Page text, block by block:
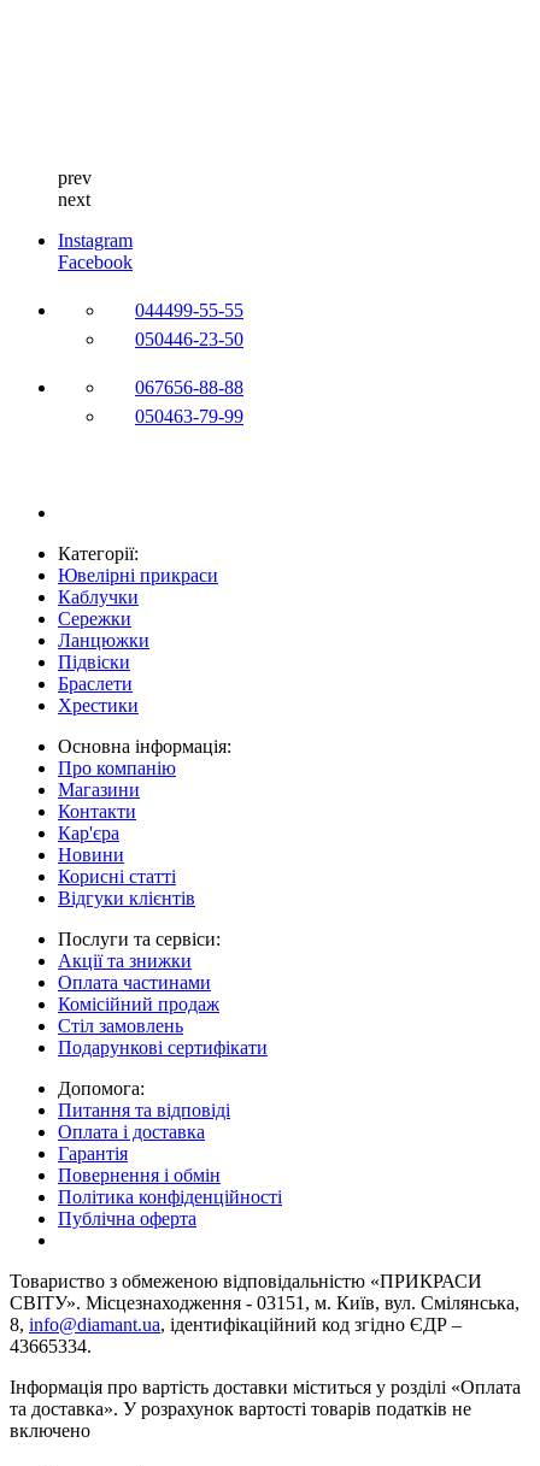
prev
next
Instagram
Facebook
044499-55-55
050446-23-50
067656-88-88
050463-79-99
Категорії:
Ювелірні прикраси
Каблучки
Сережки
Ланцюжки
Підвіски
Браслети
Хрестики
Основна інформація:
Про компанію
Магазини
Контакти
Кар'єра
Новини
Корисні статті
Відгуки клієнтів
Послуги та сервіси:
Акції та знижки
Оплата частинами
Комісійний продаж
Стіл замовлень
Подарункові сертифікати
Допомога:
Питання та відповіді
Оплата і доставка
Гарантія
Повернення і обмін
Політика конфіденційності
Публічна оферта
Товариство з обмеженою вiдповiдальнiстю «ПРИКРАСИ
СВІТУ». Місцезнаходження - 03151, м. Київ, вул. Смілянська,
8, info@diamant.ua, ідентифікаційний код згідно ЄДР –
43665334.
Інформація про вартість доставки міститься у розділі «Оплата
та доставка». У розрахунок вартості товарів податків не
включено